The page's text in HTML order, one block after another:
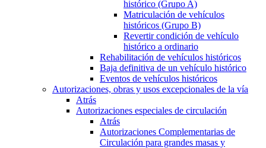
histórico (Grupo A)
Matriculación de vehículos
históricos (Grupo B)
Revertir condición de vehículo
histórico a ordinario
Rehabilitación de vehículos históricos
Baja definitiva de un vehículo histórico
Eventos de vehículos históricos
Autorizaciones, obras y usos excepcionales de la vía
Atrás
Autorizaciones especiales de circulación
Atrás
Autorizaciones Complementarias de
Circulación para grandes masas y